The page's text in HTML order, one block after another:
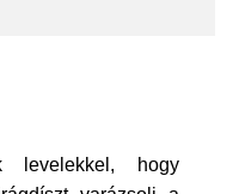
levelekkel, hogy